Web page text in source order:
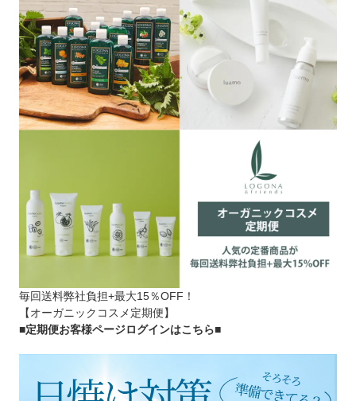
毎回送料弊社負担+最大15％OFF！
【オーガニックコスメ定期便】
■定期便お客様ページログインはこちら■